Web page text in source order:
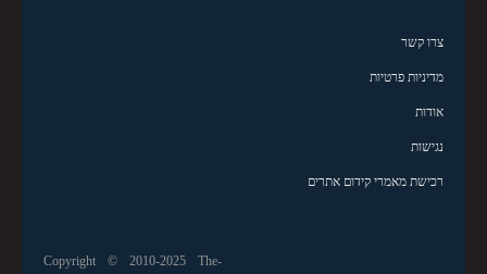
צרו קשר
מדיניות פרטיות
אודות
נגישות
רכישת מאמרי קידום אתרים
Copyright © 2010-2025 The-